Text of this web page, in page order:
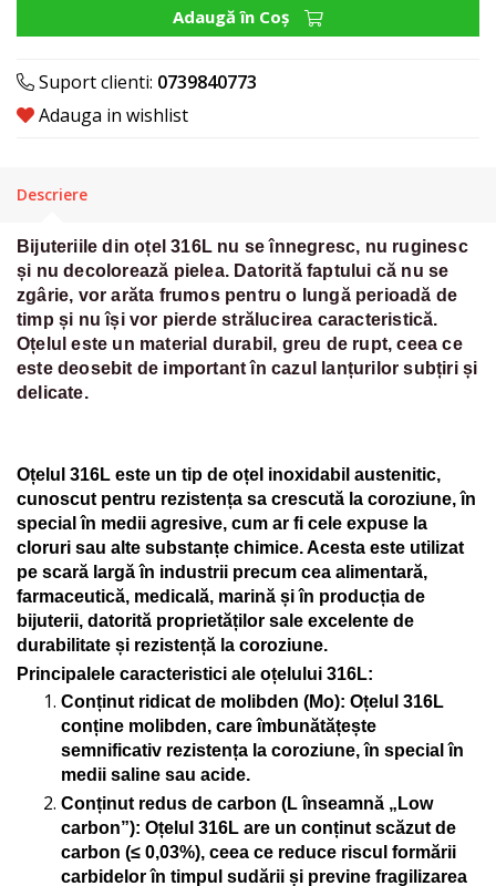
Adaugă în Coş
Suport clienti: 0739840773
Adauga in wishlist
Descriere
Bijuteriile din oțel 316L nu se înnegresc, nu ruginesc
și nu decolorează pielea. Datorită faptului că nu se
zgârie, vor arăta frumos pentru o lungă perioadă de
timp și nu își vor pierde strălucirea caracteristică.
Oțelul este un material durabil, greu de rupt, ceea ce
este deosebit de important în cazul lanțurilor subțiri și
delicate.
Oțelul 316L este un tip de oțel inoxidabil austenitic,
cunoscut pentru rezistența sa crescută la coroziune, în
special în medii agresive, cum ar fi cele expuse la
cloruri sau alte substanțe chimice. Acesta este utilizat
pe scară largă în industrii precum cea alimentară,
farmaceutică, medicală, marină și în producția de
bijuterii, datorită proprietăților sale excelente de
durabilitate și rezistență la coroziune.
Principalele caracteristici ale oțelului 316L:
Conținut ridicat de molibden (Mo): Oțelul 316L
conține molibden, care îmbunătățește
semnificativ rezistența la coroziune, în special în
medii saline sau acide.
Conținut redus de carbon (L înseamnă „Low
carbon”): Oțelul 316L are un conținut scăzut de
carbon (≤ 0,03%), ceea ce reduce riscul formării
carbidelor în timpul sudării și previne fragilizarea